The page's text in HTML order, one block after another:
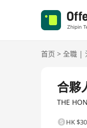
首页 > 全職 |
合夥
THE
HK